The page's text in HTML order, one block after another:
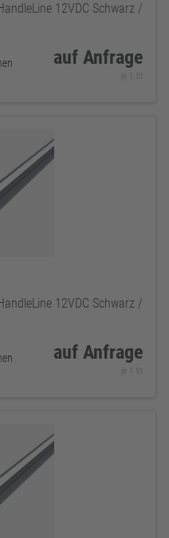
12VDC Schwarz /
auf Anfrage
je 1 St
12VDC Schwarz /
auf Anfrage
je 1 St